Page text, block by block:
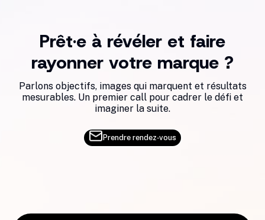
Prêt·e à révéler et faire
rayonner votre marque ?
Parlons objectifs, images qui marquent et résultats
mesurables. Un premier call pour cadrer le défi et
imaginer la suite.
Prendre rendez‑vous